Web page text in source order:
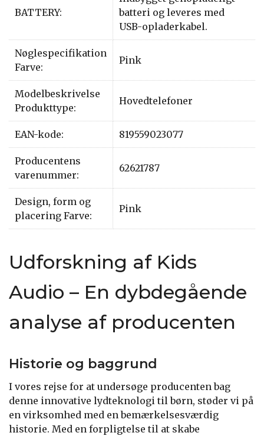
BATTERY:
batteri og leveres med
USB-opladerkabel.
Nøglespecifikation
Farve:
Pink
Modelbeskrivelse
Produkttype:
Hovedtelefoner
EAN-kode: 819559023077
Producentens
varenummer:
62621787
Design, form og
placering Farve:
Pink
Udforskning af Kids
Audio – En dybdegående
analyse af producenten
Historie og baggrund
I vores rejse for at undersøge producenten bag
denne innovative lydteknologi til børn, støder vi på
en virksomhed med en bemærkelsesværdig
historie. Med en forpligtelse til at skabe